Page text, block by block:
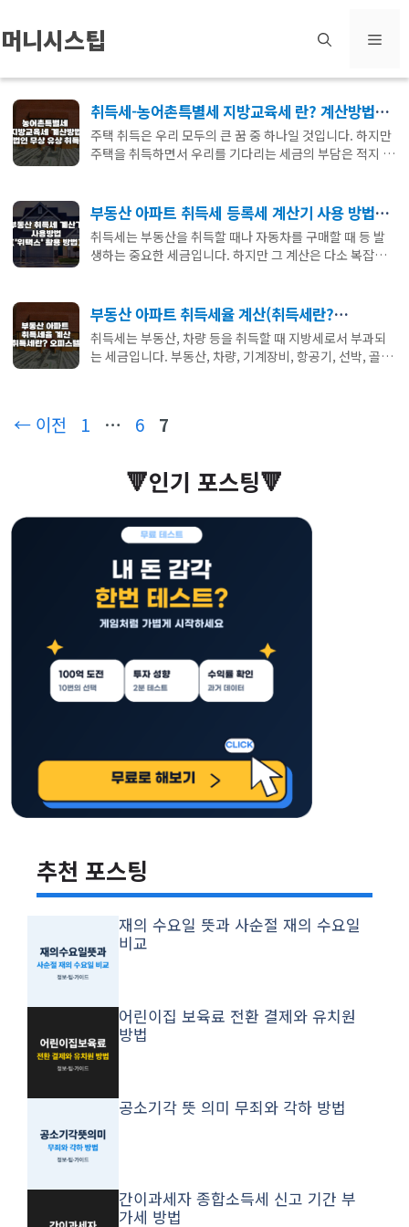
텐
츠
로
건
너
뛰
기
머니시스팁 메
취득세-농어촌특별세 지방교육세 란? 계산방법
(법인 원시 무상 유상 취득)
주택 취득은 우리 모두의 큰 꿈 중 하나일 것입니다. 하지만
주택을 취득하면서 우리를 기다리는 세금의 부담은 적지 않
부동산 아파트 취득세 등록세 계산기 사용 방법
(위택스 활용)
취득세는 부동산을 취득할 때나 자동차를 구매할 때 등 발
생하는 중요한 세금입니다. 하지만 그 계산은 다소 복잡하
더 보기
부동산 아파트 취득세율 계산(취득세란?
오피스텔)
취득세는 부동산, 차량 등을 취득할 때 지방세로서 부과되
는 세금입니다. 부동산, 차량, 기계장비, 항공기, 선박, 골프
← 이전
페
1 …
페
지
6
페
지
7
🔻인기 포스팅🔻
추천 포스팅
재의 수요일 뜻과 사순절 재의 수요일
비교
어린이집 보육료 전환 결제와 유치원
방법
공소기각 뜻 의미 무죄와 각하 방법
간이과세자 종합소득세 신고 기간 부
가세 방법